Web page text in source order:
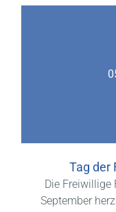
Tag der
Die Freiwillige
September